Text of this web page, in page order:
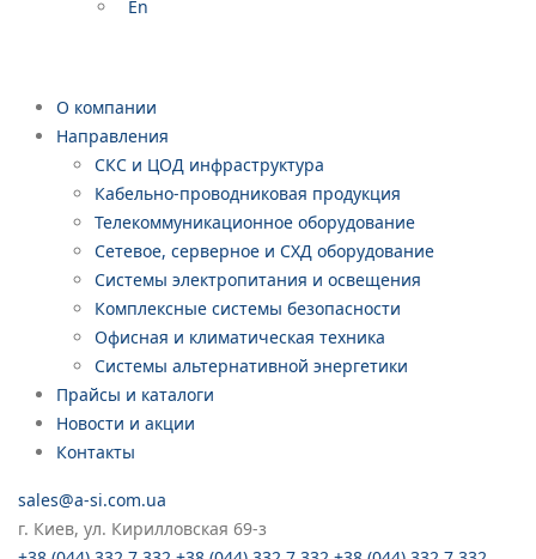
En
О компании
Направления
СКС и ЦОД инфраструктура
Кабельно-проводниковая продукция
Телекоммуникационное оборудование
Сетевое, серверное и СХД оборудование
Системы электропитания и освещения
Комплексные системы безопасности
Офисная и климатическая техника
Системы альтернативной энергетики
Прайсы и каталоги
Новости и акции
Контакты
sales@a-si.com.ua
г. Киев, ул. Кирилловская 69-з